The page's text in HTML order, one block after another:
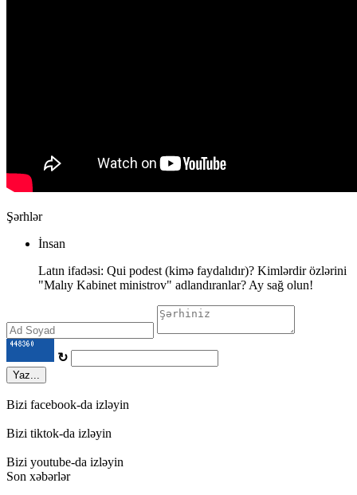
Şərhlər
İnsan
Latın ifadəsi: Qui podest (kimə faydalıdır)? Kimlərdir özlərini
"Malıy Kabinet ministrov" adlandıranlar? Ay sağ olun!
↻
Yaz...
Bizi facebook-da izləyin
Bizi tiktok-da izləyin
Bizi youtube-da izləyin
Son xəbərlər